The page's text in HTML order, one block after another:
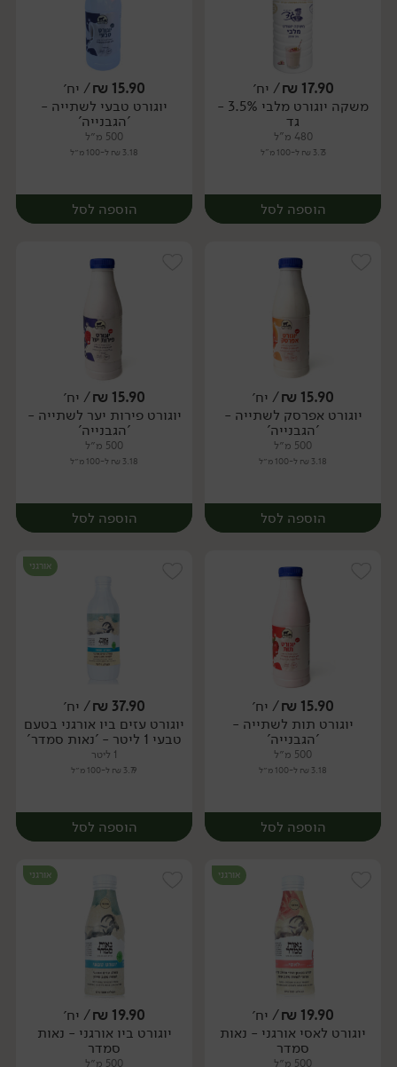
יח׳ יח׳
17.90
₪/ יח׳
משקה יוגורט מלבי 3.5% -
גד
480 מ"ל
3.73 ₪ ל-100 מ"ל
הוספה לסל
יח׳
15.90
₪/ יח׳
יוגורט טבעי לשתייה -
'הגבנייה'
500 מ״ל
3.18 ₪ ל-100 מ״ל
הוספה לסל
יח׳
15.90
₪/ יח׳
יוגורט אפרסק לשתייה -
'הגבנייה'
500 מ״ל
3.18 ₪ ל-100 מ״ל
הוספה לסל
יח׳
15.90
₪/ יח׳
יוגורט פירות יער לשתייה -
'הגבנייה'
500 מ״ל
3.18 ₪ ל-100 מ״ל
הוספה לסל
יח׳
15.90
₪/ יח׳
יוגורט תות לשתייה -
'הגבנייה'
500 מ״ל
3.18 ₪ ל-100 מ״ל
הוספה לסל
יח׳
אורגני
37.90
₪/ יח׳
יוגורט עזים ביו אורגני בטעם
טבעי 1 ליטר - 'נאות סמדר'
1 ליטר
3.79 ₪ ל-100 מ״ל
הוספה לסל
יח׳
אורגני
19.90
₪/ יח׳
יוגורט לאסי אורגני - נאות
סמדר
500 מ״ל
אורגני
19.90
₪/ יח׳
יוגורט ביו אורגני - נאות
סמדר
500 מ״ל